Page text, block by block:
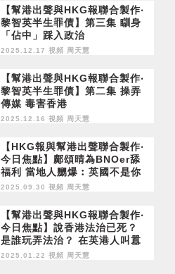
【幫港出聲與HKG報聯合製作‧
黎智英半生罪債】第三集 瞓身
「佔中」踩入政治
2025.12.17 視頻 周天慧
【幫港出聲與HKG報聯合製作‧
黎智英半生罪債】第二集 操弄
傳媒 毒害香港
2025.12.16 視頻 周天慧
【HKG報與幫港出聲聯合製作‧
今日焦點】鄺頌晴為BNOer舔
福利 當地人嬲爆︰英國不是你
爹哋及祖國！放題打包掀公審爭
2025.09.30 視頻 周天慧
【幫港出聲與HKG報聯合製作‧
今日焦點】說香港法治已死？
是誰玩弄法治？ 在英港人叫囂
堵路 有膽學「佔中」塞79日 睇
2025.01.22 視頻 周天慧